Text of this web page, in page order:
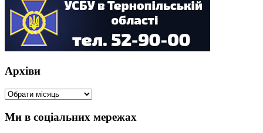
Архіви
Архіви
Ми в соціальних мережах